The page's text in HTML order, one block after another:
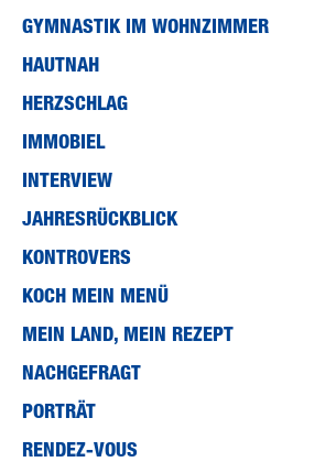
GYMNASTIK IM WOHNZIMMER
HAUTNAH
HERZSCHLAG
IMMOBIEL
INTERVIEW
JAHRESRÜCKBLICK
KONTROVERS
KOCH MEIN MENÜ
MEIN LAND, MEIN REZEPT
NACHGEFRAGT
PORTRÄT
RENDEZ-VOUS